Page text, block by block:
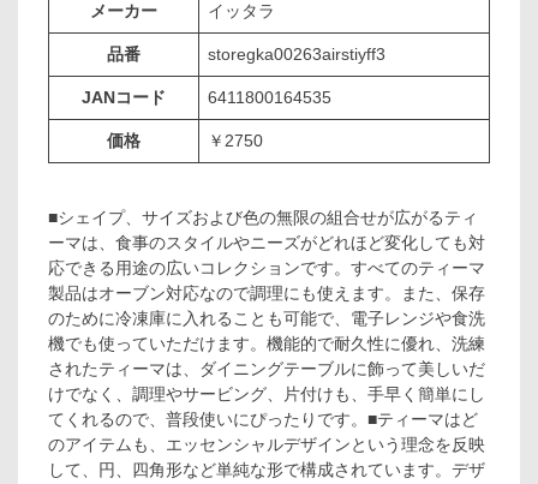
メーカー イッタラ
品番 storegka00263airstiyff3
JANコード 6411800164535
価格 ￥2750
■シェイプ、サイズおよび色の無限の組合せが広がるティ
ーマは、食事のスタイルやニーズがどれほど変化しても対
応できる用途の広いコレクションです。すべてのティーマ
製品はオーブン対応なので調理にも使えます。また、保存
のために冷凍庫に入れることも可能で、電子レンジや食洗
機でも使っていただけます。機能的で耐久性に優れ、洗練
されたティーマは、ダイニングテーブルに飾って美しいだ
けでなく、調理やサービング、片付けも、手早く簡単にし
てくれるので、普段使いにぴったりです。■ティーマはど
のアイテムも、エッセンシャルデザインという理念を反映
して、円、四角形など単純な形で構成されています。デザ